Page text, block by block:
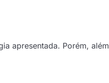
apresentada. Porém, além